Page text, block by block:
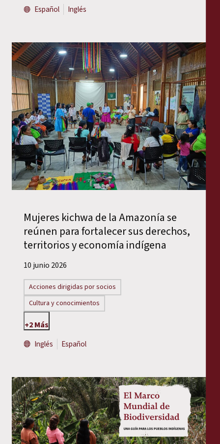
Español
Inglés
Mujeres kichwa de la Amazonía se
reúnen para fortalecer sus derechos,
territorios y economía indígena
10 junio 2026
Acciones dirigidas por socios
Cultura y conocimientos
+2 Más
Inglés
Español